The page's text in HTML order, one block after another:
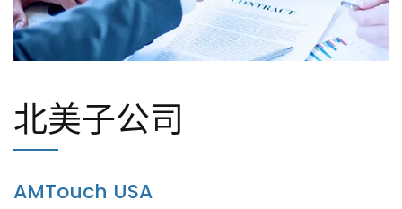
北美子公司
AMTouch USA